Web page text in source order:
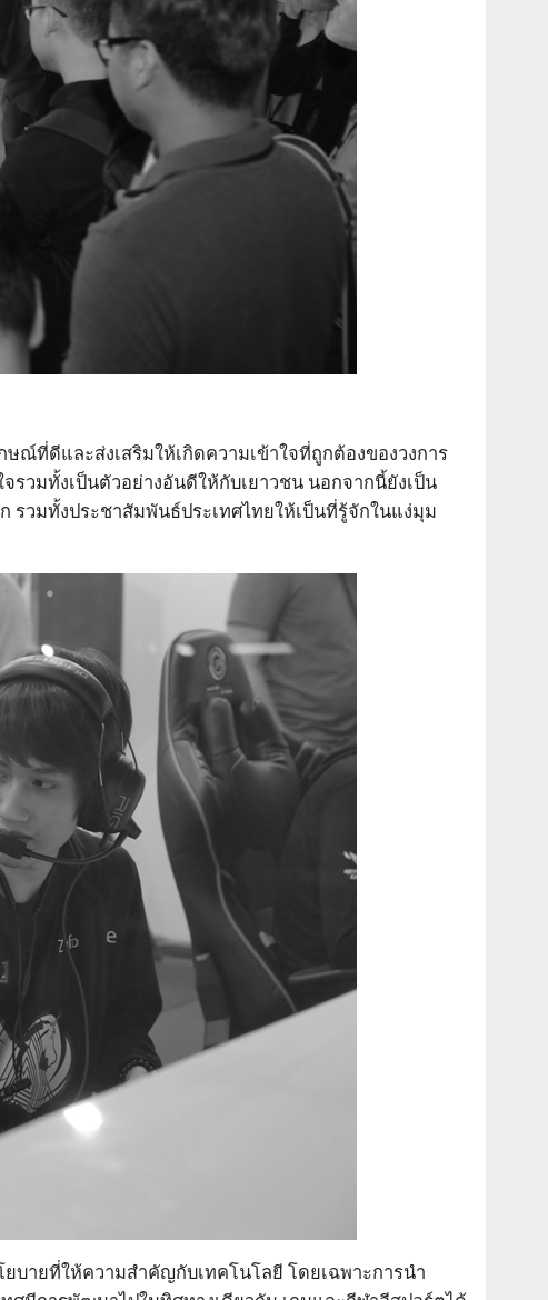
ณ์ที่ดีและส่งเสริมให้เกิดความเข้าใจที่ถูกต้องของวงการ
วมทั้งเป็นตัวอย่างอันดีให้กับเยาวชน นอกจากนี้ยังเป็น
รวมทั้งประชาสัมพันธ์ประเทศไทยให้เป็นที่รู้จักในแง่มุม
บายที่ให้ความสำคัญกับเทคโนโลยี โดยเฉพาะการนำ